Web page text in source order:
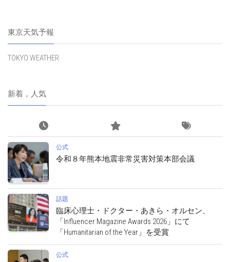
東京天気予報
TOKYO WEATHER
新着，人気
公式
令和８年熊本地震非常災害対策本部会議
話題
臨床心理士・ドクター・あきら・オルセン、
「Influencer Magazine Awards 2026」にて
「Humanitarian of the Year」を受賞
公式